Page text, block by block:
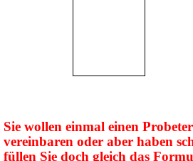
Sie wollen einmal einen
vereinbaren oder aber haben
füllen Sie doch gleich das